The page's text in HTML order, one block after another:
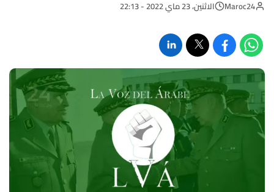
Maroc24 الاثنين، 23 ماي 2022 - 22:13